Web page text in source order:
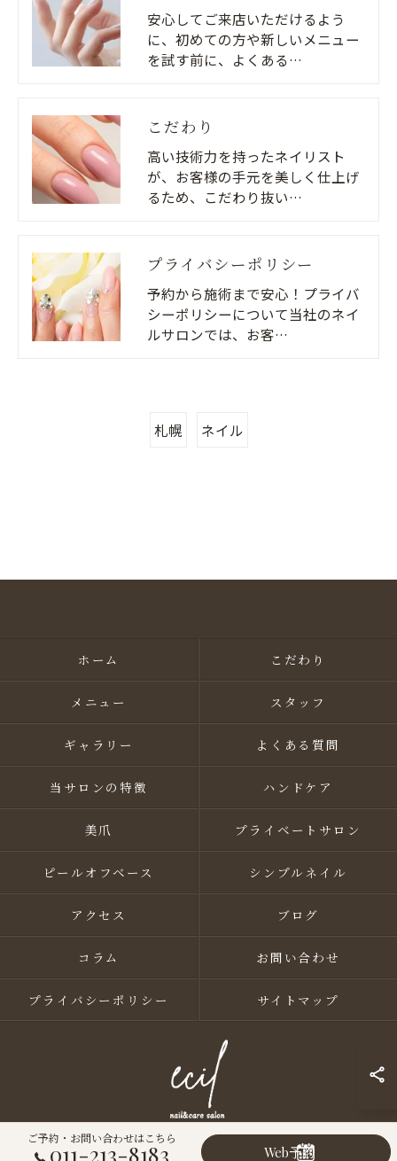
安心してご来店いただけるよう
に、初めての方や新しいメニュー
を試す前に、よくある…
こだわり
高い技術力を持ったネイリスト
が、お客様の手元を美しく仕上げ
るため、こだわり抜い…
プライバシーポリシー
予約から施術まで安心！プライバ
シーポリシーについて当社のネイ
ルサロンでは、お客…
札幌 ネイル
ご予約・お問い合わせはこちら
011-213-8183 Web予約
ホーム こだわり
メニュー スタッフ
ギャラリー よくある質問
当サロンの特徴 ハンドケア
美爪 プライベートサロン
ピールオフベース シンプルネイル
アクセス ブログ
コラム お問い合わせ
プライバシーポリシー サイトマップ